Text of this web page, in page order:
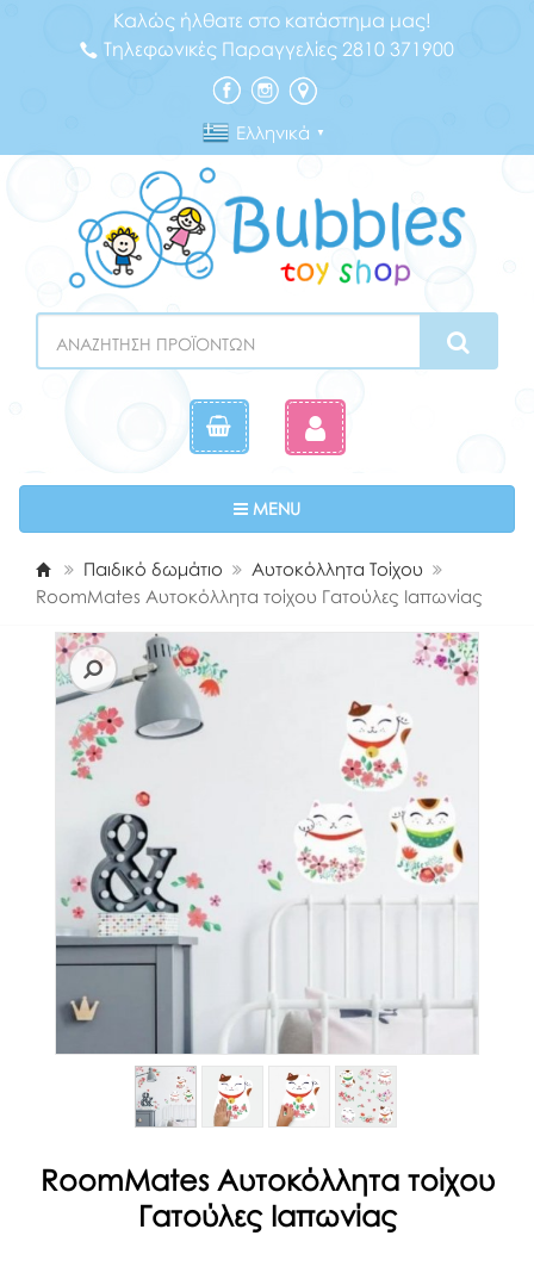
Καλώς ήλθατε στο κατάστημα μας!
Τηλεφωνικές Παραγγελίες 2810 371900
Ελληνικά ▼
MENUToggle navigation
Παιδικό δωμάτιο
Αυτοκόλλητα Τοίχου
RoomMates Αυτοκόλλητα τοίχου Γατούλες Ιαπωνίας
RoomMates Αυτοκόλλητα τοίχου
Γατούλες Ιαπωνίας